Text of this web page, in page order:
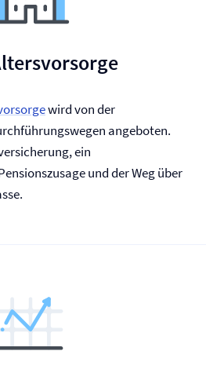
wird von der
angeboten.
ein
und der Weg über